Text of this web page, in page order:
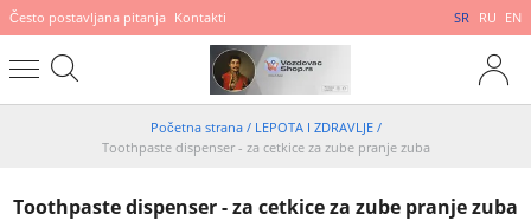
Često postavljana pitanja Kontakti SR RU EN
Početna strana / LEPOTA I ZDRAVLJE /
Toothpaste dispenser - za cetkice za zube pranje zuba
Toothpaste dispenser - za cetkice za zube pranje zuba